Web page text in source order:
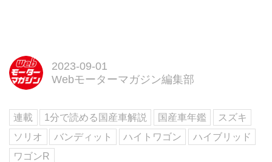
いる全ての国産ブランドのクルマ
日本国内で2023年下半期に発売
される注目モデルの「レクサス
LM」「レクサスLBX」などの詳
2023-09-01
Webモーターマガジン編集部
連載 1分で読める国産車解説 国産車年鑑
スズキ
ソリオ
バンディット ハイトワゴン
ハイブリッド
ワゴンR